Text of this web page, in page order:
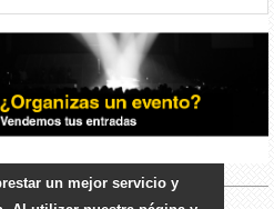
un mejor servicio y